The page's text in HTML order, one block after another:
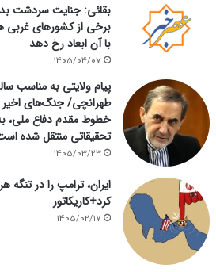
بقائی: جنایت سردشت
برخی از کشورهای غربی
با آن ابعاد رخ دهد
1405/04/07
پیام ولایتی به مناسب
طهرانچی/ جنگ‌های اخیر
خطوط مقدم دفاع ملی،
تحقیقاتی منتقل شده
1405/03/23
ایران، ترامپ را در تنگه
کرد+کاریکاتور
1405/02/17